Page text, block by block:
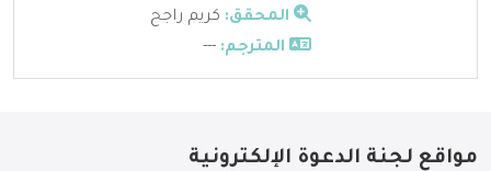
المحقق: كريم راجح
المترجم: ---
مواقع لجنة الدعوة الإلكترونية